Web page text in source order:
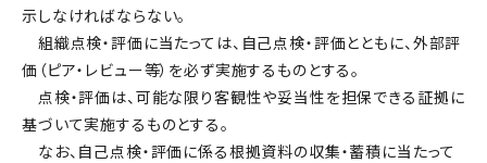
示しなければならない。
組織点検・評価に当たっては、自己点検・評価とともに、外部評
価（ピア・レビュー等）を必ず実施するものとする。
点検・評価は、可能な限り客観性や妥当性を担保できる証拠に
基づいて実施するものとする。
なお、自己点検・評価に係る根拠資料の収集・蓄積に当たって